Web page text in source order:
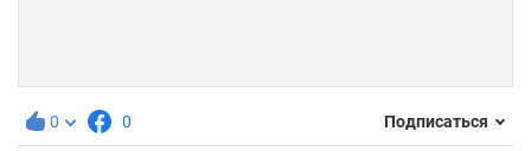
0 0 Подписаться